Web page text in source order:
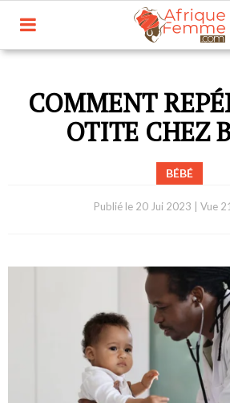
COMMENT
OTITE CHEZ
BÉBÉ
Publié le 20 Jui 2023 Vue